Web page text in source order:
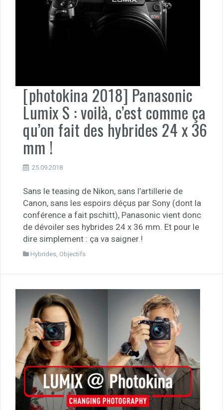
[photokina 2018] Panasonic
Lumix S : voilà, c’est comme ça
qu’on fait des hybrides 24 x 36
mm !
25.09.2018
Sans le teasing de Nikon, sans l’artillerie de
Canon, sans les espoirs déçus par Sony (dont la
conférence a fait pschitt), Panasonic vient donc
de dévoiler ses hybrides 24 x 36 mm. Et pour le
dire simplement : ça va saigner !
Hybrides Objectifs